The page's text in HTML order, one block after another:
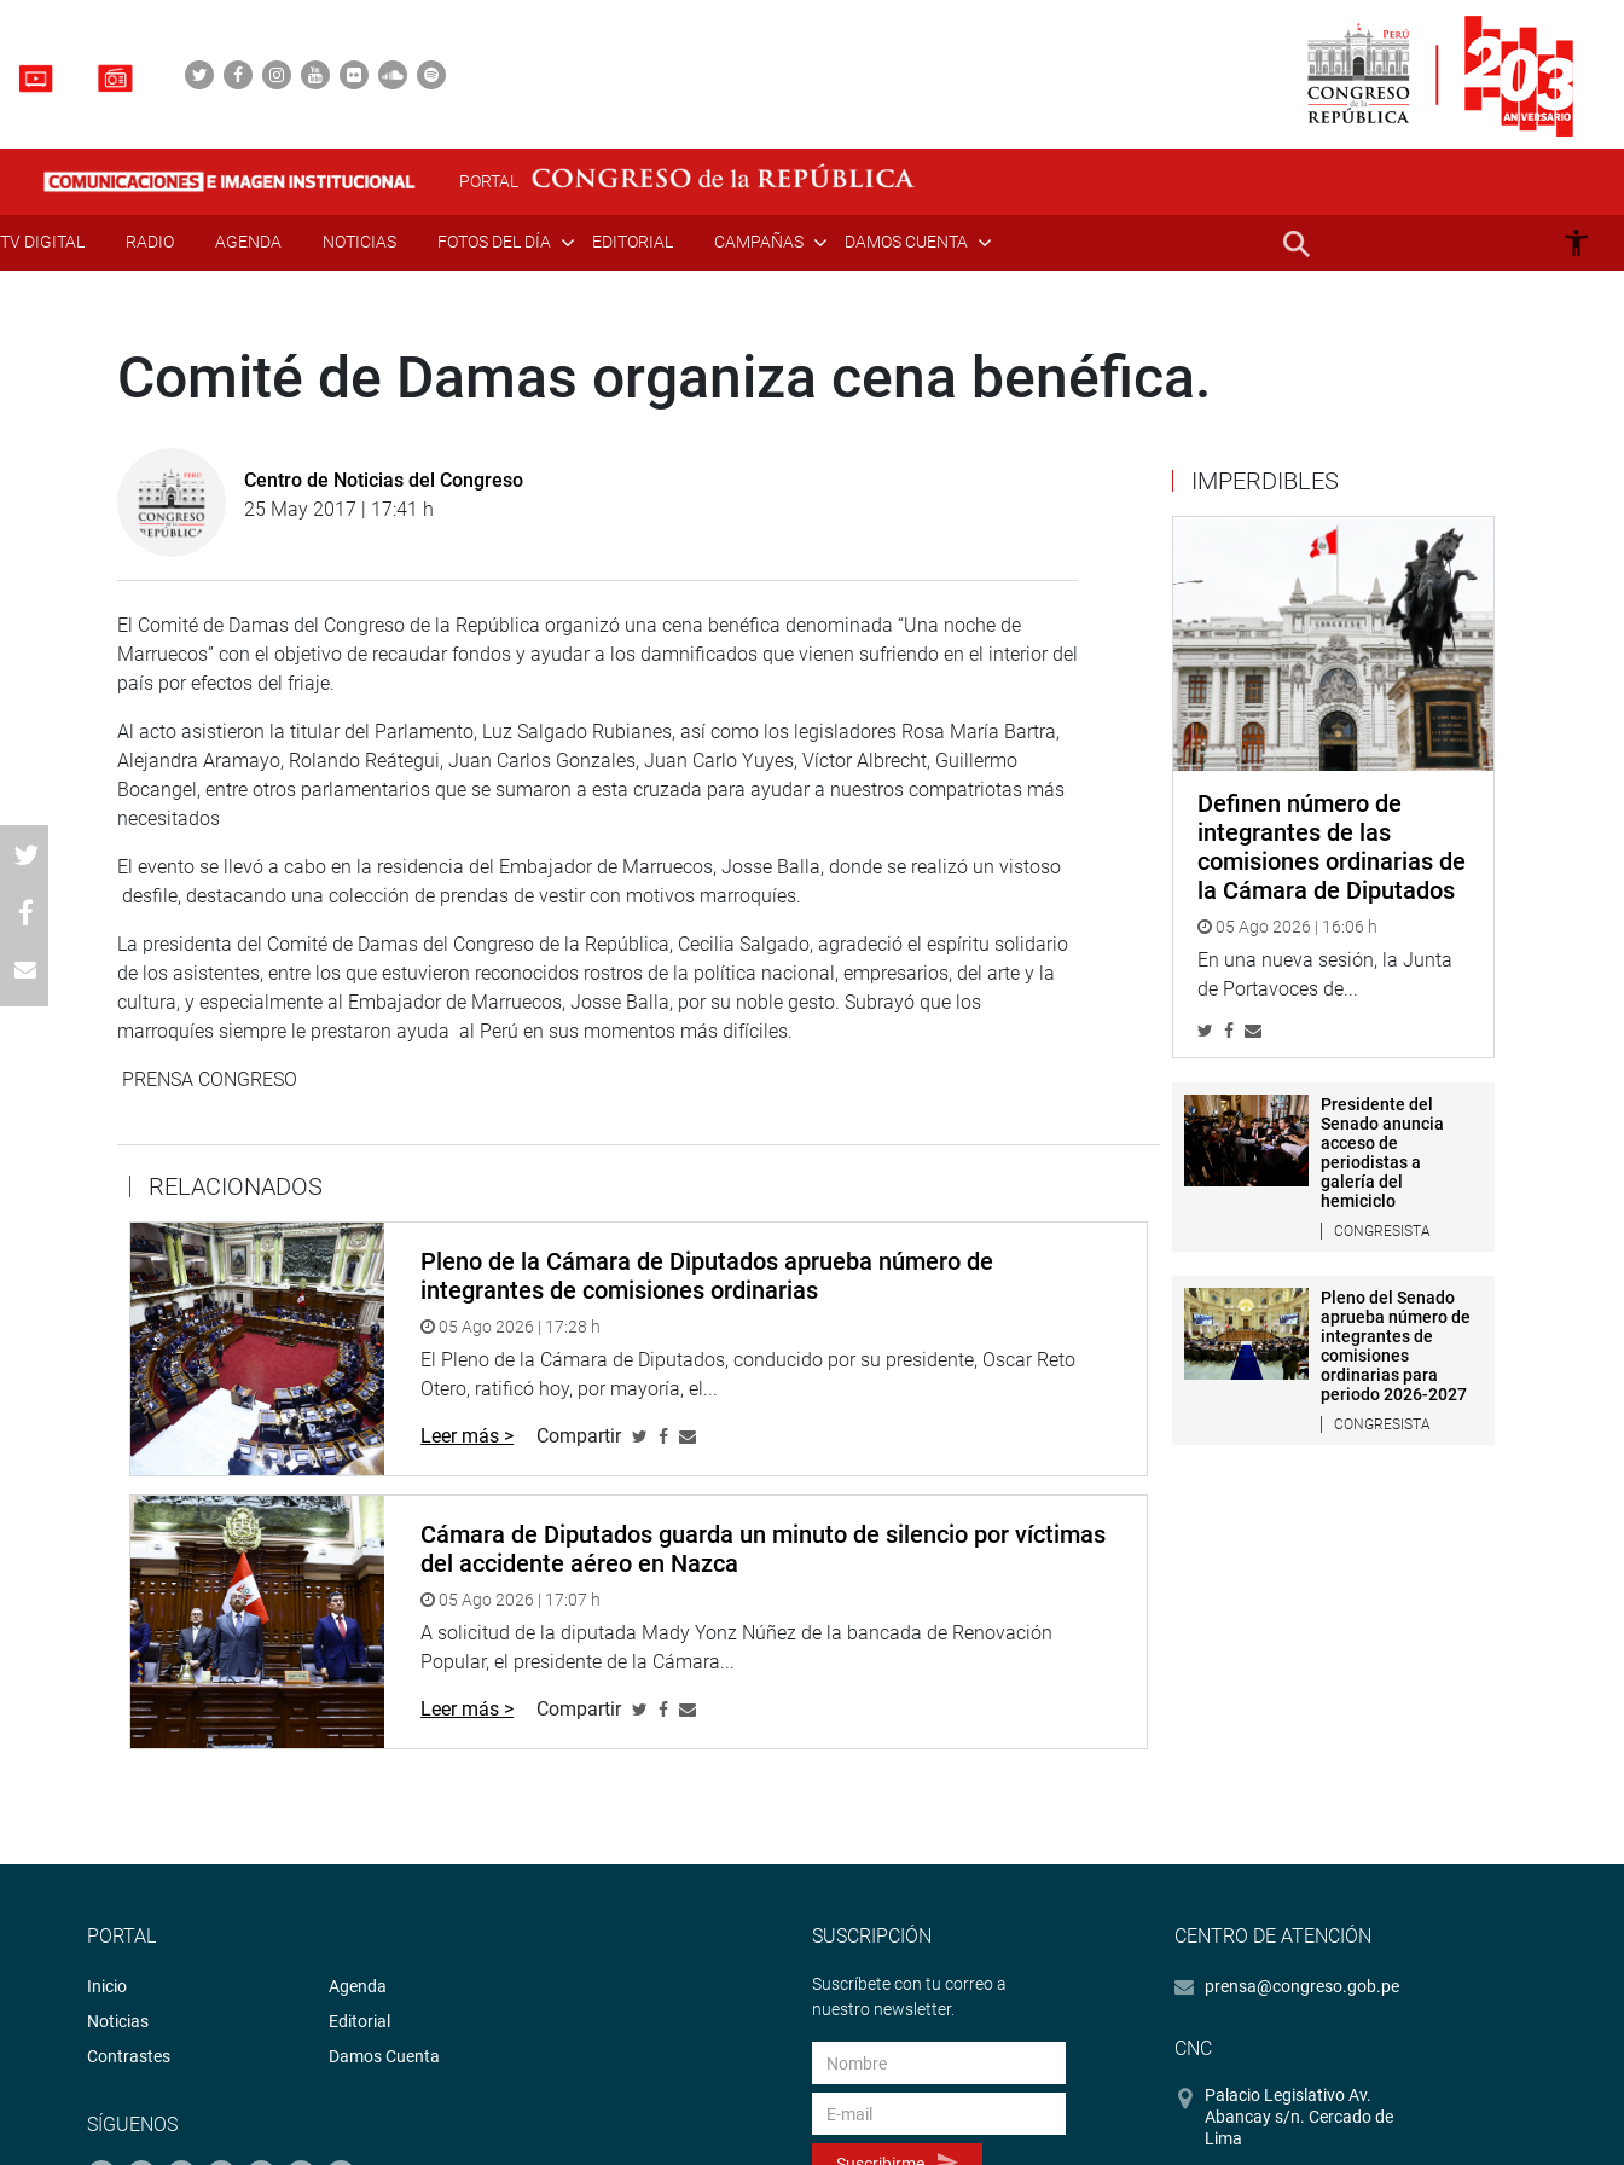
PORTAL
TV DIGITAL RADIO AGENDA NOTICIAS FOTOS DEL DÍA EDITORIAL CAMPAÑAS DAMOS CUENTA
Comité de Damas organiza cena benéfica.
Centro de Noticias del Congreso
25 May 2017 | 17:41 h
El Comité de Damas del Congreso de la República organizó una cena benéfica denominada “Una noche de
Marruecos” con el objetivo de recaudar fondos y ayudar a los damnificados que vienen sufriendo en el interior del
país por efectos del friaje.
Al acto asistieron la titular del Parlamento, Luz Salgado Rubianes, así como los legisladores Rosa María Bartra,
Alejandra Aramayo, Rolando Reátegui, Juan Carlos Gonzales, Juan Carlo Yuyes, Víctor Albrecht, Guillermo
Bocangel, entre otros parlamentarios que se sumaron a esta cruzada para ayudar a nuestros compatriotas más
necesitados
El evento se llevó a cabo en la residencia del Embajador de Marruecos, Josse Balla, donde se realizó un vistoso
desfile, destacando una colección de prendas de vestir con motivos marroquíes.
La presidenta del Comité de Damas del Congreso de la República, Cecilia Salgado, agradeció el espíritu solidario
de los asistentes, entre los que estuvieron reconocidos rostros de la política nacional, empresarios, del arte y la
cultura, y especialmente al Embajador de Marruecos, Josse Balla, por su noble gesto. Subrayó que los
marroquíes siempre le prestaron ayuda al Perú en sus momentos más difíciles.
PRENSA CONGRESO
RELACIONADOS
Pleno de la Cámara de Diputados aprueba número de
integrantes de comisiones ordinarias
05 Ago 2026 | 17:28 h
El Pleno de la Cámara de Diputados, conducido por su presidente, Oscar Reto
Otero, ratificó hoy, por mayoría, el...
Leer más > Compartir
Cámara de Diputados guarda un minuto de silencio por víctimas
del accidente aéreo en Nazca
05 Ago 2026 | 17:07 h
A solicitud de la diputada Mady Yonz Núñez de la bancada de Renovación
Popular, el presidente de la Cámara...
Leer más > Compartir
IMPERDIBLES
Definen número de
integrantes de las
comisiones ordinarias de
la Cámara de Diputados
05 Ago 2026 | 16:06 h
En una nueva sesión, la Junta
de Portavoces de...
Presidente del
Senado anuncia
acceso de
periodistas a
galería del
hemiciclo
CONGRESISTA
Pleno del Senado
aprueba número de
integrantes de
comisiones
ordinarias para
periodo 2026-2027
CONGRESISTA
PORTAL
Inicio
Noticias
Contrastes
Agenda
Editorial
Damos Cuenta
SÍGUENOS
SUSCRIPCIÓN
Suscríbete con tu correo a
nuestro newsletter.
CENTRO DE ATENCIÓN
prensa@congreso.gob.pe
CNC
Palacio Legislativo Av.
Abancay s/n. Cercado de
Lima